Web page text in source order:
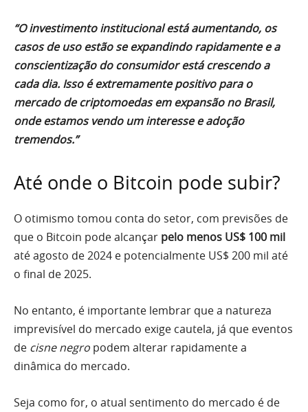
“O investimento institucional está aumentando, os
casos de uso estão se expandindo rapidamente e a
conscientização do consumidor está crescendo a
cada dia. Isso é extremamente positivo para o
mercado de criptomoedas em expansão no Brasil,
onde estamos vendo um interesse e adoção
tremendos.”
Até onde o Bitcoin pode subir?
O otimismo tomou conta do setor, com previsões de
que o Bitcoin pode alcançar pelo menos US$ 100 mil
até agosto de 2024 e potencialmente US$ 200 mil até
o final de 2025.
No entanto, é importante lembrar que a natureza
imprevisível do mercado exige cautela, já que eventos
de cisne negro podem alterar rapidamente a
dinâmica do mercado.
Seja como for, o atual sentimento do mercado é de